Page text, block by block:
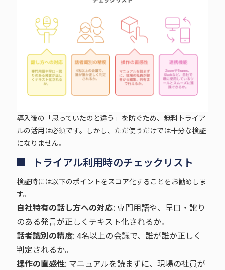
導入後の「思っていたのと違う」を防ぐため、無料トライア
ルの活用は必須です。しかし、ただ使うだけでは十分な検証
になりません。
トライアル利用時のチェックリスト
検証時には以下のポイントをスコア化することをお勧めしま
す。
自社特有の話し方への対応: 専門用語や、早口・訛り
のある発言が正しくテキスト化されるか。
話者識別の精度: 4名以上の会議で、誰が誰か正しく
判定されるか。
操作の直感性: マニュアルを読まずに、現場の社員が